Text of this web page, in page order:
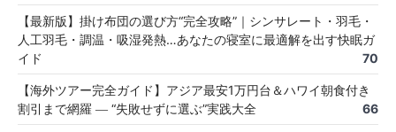
【最新版】掛け布団の選び方“完全攻略”｜シンサレート・羽毛・
人工羽毛・調温・吸湿発熱…あなたの寝室に最適解を出す快眠ガ
イド
70
【海外ツアー完全ガイド】アジア最安1万円台＆ハワイ朝食付き
割引まで網羅 ― “失敗せずに選ぶ”実践大全
66